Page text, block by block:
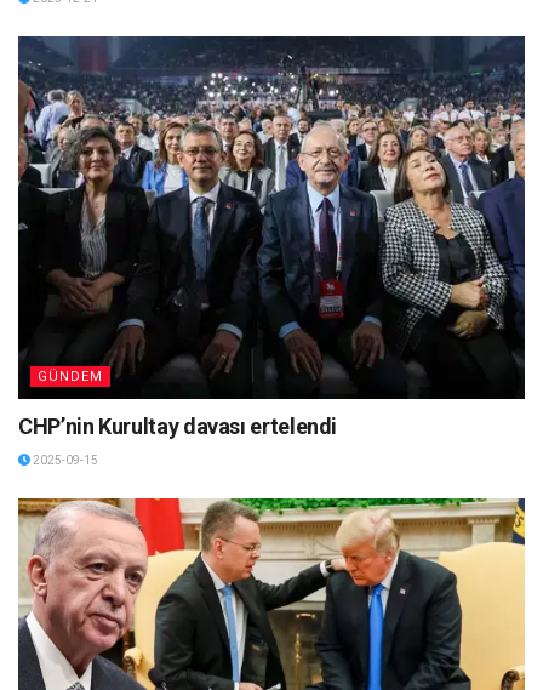
GÜNDEM
CHP’nin Kurultay davası ertelendi
2025-09-15